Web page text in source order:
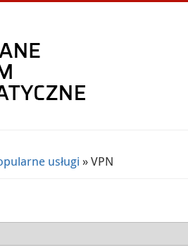
usługi » VPN